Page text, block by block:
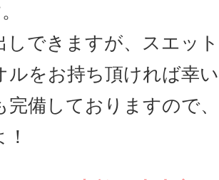
しできますが、スエッ
ルをお持ち頂ければ幸
完備しておりますので